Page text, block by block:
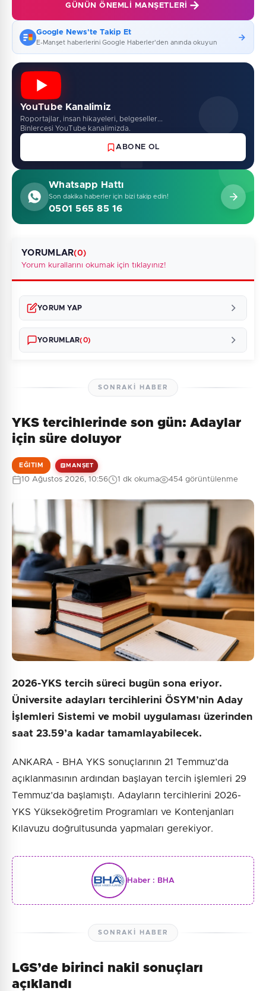
GÜNÜN ÖNEMLI MANŞETLERI
Google News'te Takip Et
E-Manşet haberlerini Google Haberler'den anında okuyun
YouTube Kanalimiz
Roportajlar, insan hikayeleri, belgeseller...
Binlercesi YouTube kanalimizda.
ABONE OL
Whatsapp Hattı
Son dakika haberler için bizi takip edin!
0501 565 85 16
YORUMLAR(0)
Yorum kurallarını okumak için tıklayınız!
YORUM YAP
Güvenlik Sorusu:
Gönder
YORUMLAR(0)
Henüz yorum yapılmamış. İlk yorumu siz yapın!
SONRAKI HABER
YKS tercihlerinde son gün: Adaylar
için süre doluyor
EĞITIM MANŞET
10 Ağustos 2026, 10:56 1 dk okuma 454 görüntülenme
2026-YKS tercih süreci bugün sona eriyor.
Üniversite adayları tercihlerini ÖSYM’nin Aday
İşlemleri Sistemi ve mobil uygulaması üzerinden
saat 23.59’a kadar tamamlayabilecek.
ANKARA - BHA YKS sonuçlarının 21 Temmuz’da
açıklanmasının ardından başlayan tercih işlemleri 29
Temmuz’da başlamıştı. Adayların tercihlerini 2026-
YKS Yükseköğretim Programları ve Kontenjanları
Kılavuzu doğrultusunda yapmaları gerekiyor.
Haber : BHA
SONRAKI HABER
LGS’de birinci nakil sonuçları
açıklandı